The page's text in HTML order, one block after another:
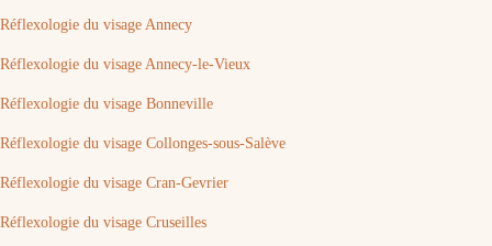
Réflexologie du visage Annecy
Réflexologie du visage Annecy-le-Vieux
Réflexologie du visage Bonneville
Réflexologie du visage Collonges-sous-Salève
Réflexologie du visage Cran-Gevrier
Réflexologie du visage Cruseilles